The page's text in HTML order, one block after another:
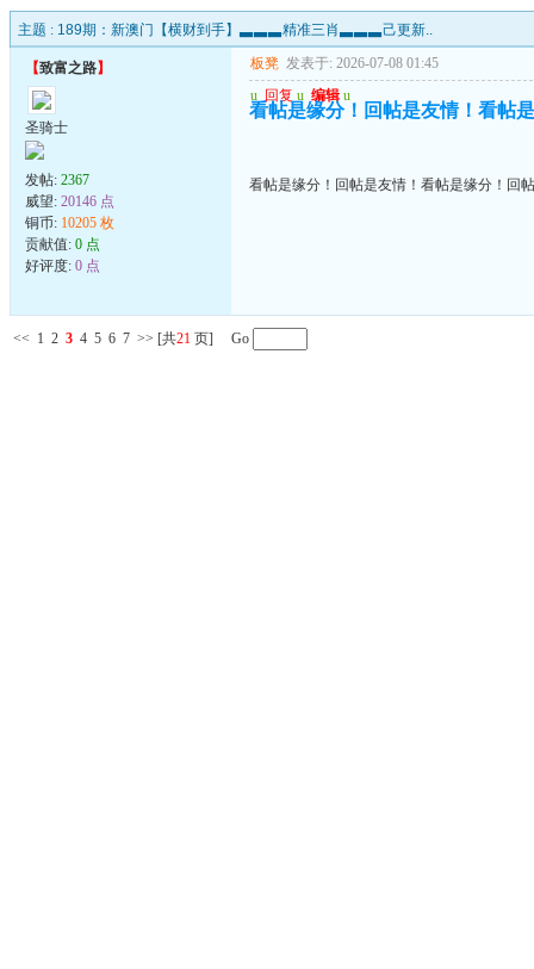
主题 : 189期：新澳门【横财到手】▃▃▃精准三肖▃▃▃己更新..
【致富之路】
圣骑士
发帖: 2367
威望: 20146 点
铜币: 10205 枚
贡献值: 0 点
好评度: 0 点
板凳 发表于: 2026-07-08 01:45
u 回复 u 编辑 u
看帖是缘分！回帖是友情！看帖
看帖是缘分！回帖是友情！看帖是缘分！回
<< 1 2 3 4 5 6 7 >> [共21 页] Go